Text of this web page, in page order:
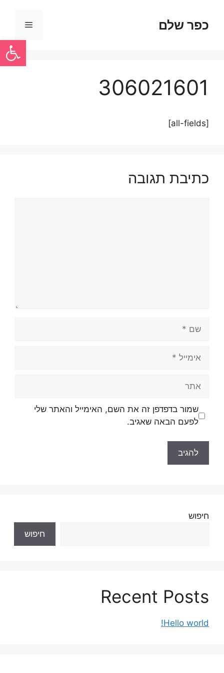
פתח
כפר שלם
306021601
[all-fields]
כתיבת תגובה
שמור בדפדפן זה את השם, האימייל והאתר שלי
לפעם הבאה שאגיב.
חיפוש
חיפוש
Recent Posts
Hello world!